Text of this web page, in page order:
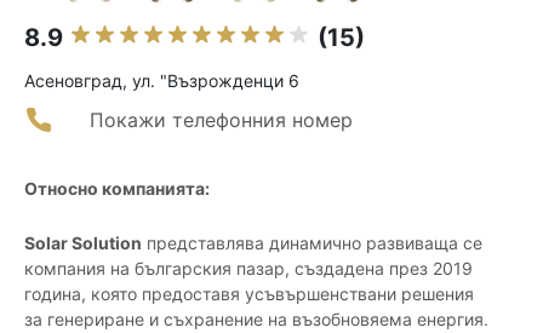
8.9 (15)
Асеновград, ул. "Възрожденци 6
Покажи телефонния номер
Относно компанията:
Solar Solution представлява динамично развиваща се
компания на българския пазар, създадена през 2019
година, която предоставя усъвършенствани решения
за генериране и съхранение на възобновяема енергия.